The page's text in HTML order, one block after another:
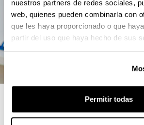
nuestros partners de redes sociales,
web, quienes pueden combinarla con
que les haya proporcionado o que
partir del uso que haya hecho de sus
Permitir todas
4 RAZONES PARA
MÁSTER